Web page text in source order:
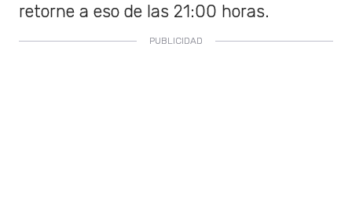
retorne a eso de las 21:00 horas.